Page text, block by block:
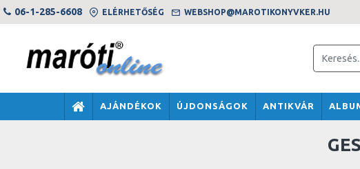
06-1-285-6608 ELÉRHETŐSÉG WEBSHOP@MAROTIKONYVKER.HU
AJÁNDÉKOK ÚJDONSÁGOK ANTIKVÁR